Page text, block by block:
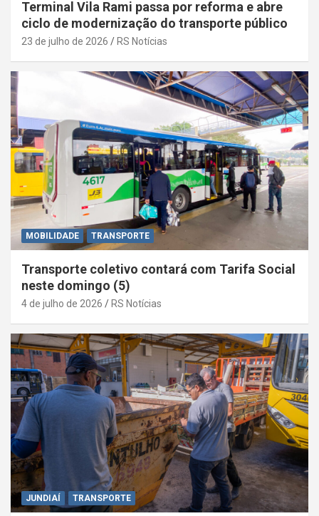
Terminal Vila Rami passa por reforma e abre
ciclo de modernização do transporte público
23 de julho de 2026 RS Notícias
MOBILIDADE TRANSPORTE
Transporte coletivo contará com Tarifa Social
neste domingo (5)
4 de julho de 2026 RS Notícias
JUNDIAÍ TRANSPORTE